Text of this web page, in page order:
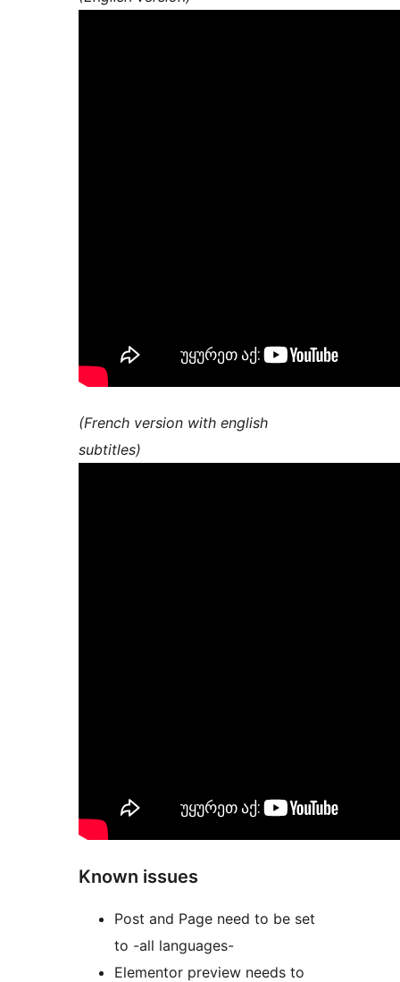
(French version with english
subtitles)
Known issues
Post and Page need to be set
to -all languages-
Elementor preview needs to